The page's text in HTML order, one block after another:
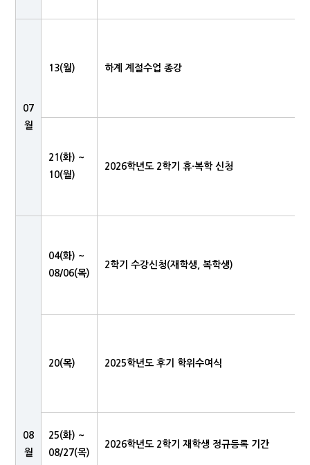
07
월
13(월) 하계 계절수업 종강
21(화) ~
10(월)
2026학년도 2학기 휴·복학 신청
08
월
04(화) ~
08/06(목)
2학기 수강신청(재학생, 복학생)
20(목) 2025학년도 후기 학위수여식
25(화) ~
08/27(목)
2026학년도 2학기 재학생 정규등록 기간